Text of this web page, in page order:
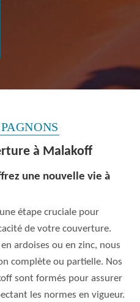
à Malakoff
une nouvelle vie à
étape cruciale pour
de votre couverture.
ardoises ou en zinc, nous
complète ou partielle. Nos
sont formés pour assurer
les normes en vigueur.